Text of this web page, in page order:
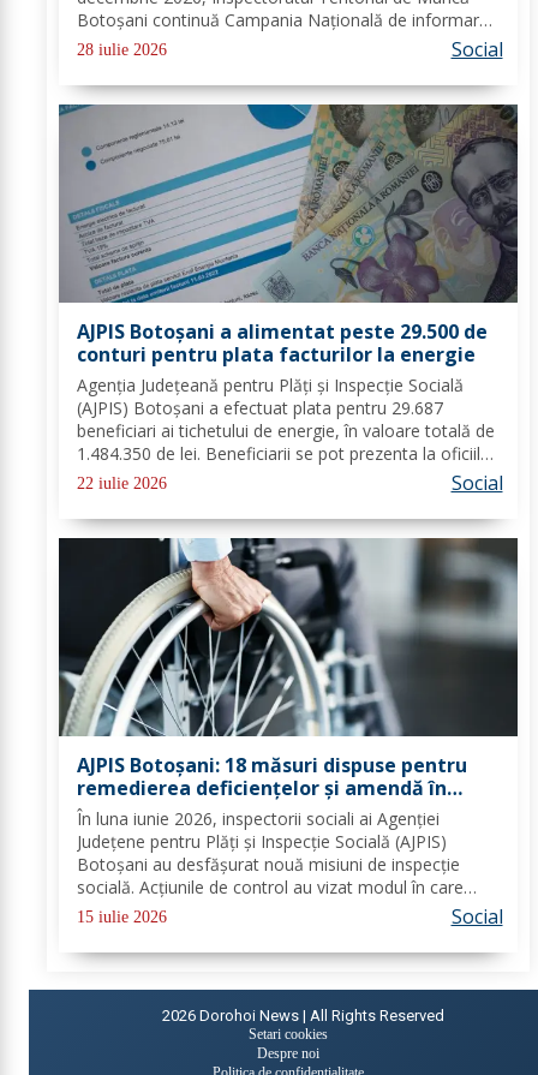
Botoșani continuă Campania Națională de informare
pentru promovarea negocierilor colective la nivelul
28 iulie 2026 Social
AJPIS Botoșani a alimentat peste 29.500 de
conturi pentru plata facturilor la energie
Agenția Județeană pentru Plăți și Inspecție Socială
(AJPIS) Botoșani a efectuat plata pentru 29.687
beneficiari ai tichetului de energie, în valoare totală de
1.484.350 de lei. Beneficiarii se pot prezenta la oficiile
poștale cu factura pentru a utiliza suma la plata
22 iulie 2026 Social
AJPIS Botoșani: 18 măsuri dispuse pentru
remedierea deficiențelor și amendă în
valoare de 80.000 lei aplicate de inspectorii
sociali
În luna iunie 2026, inspectorii sociali ai Agenției
Județene pentru Plăți și Inspecție Socială (AJPIS)
Botoșani au desfășurat nouă misiuni de inspecție
socială. Acțiunile de control au vizat modul în care
sunt respectate standardele minime de calitate în
15 iulie 2026 Social
2026 Dorohoi News | All Rights Reserved
Setari cookies
Despre noi